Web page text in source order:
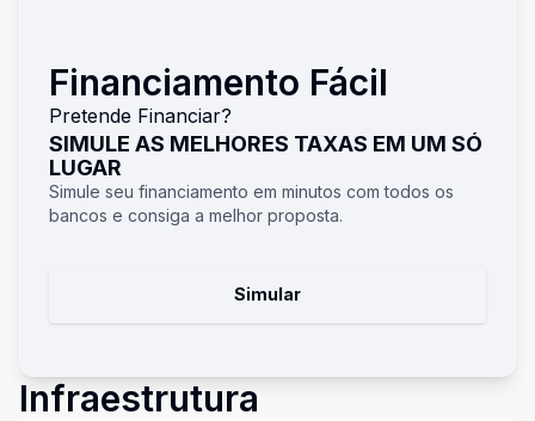
Financiamento Fácil
Pretende Financiar?
SIMULE AS MELHORES TAXAS EM UM SÓ
LUGAR
Simule seu financiamento em minutos com todos os
bancos e consiga a melhor proposta.
Simular
Infraestrutura